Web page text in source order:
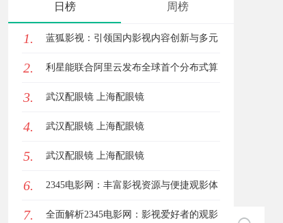
日榜 周榜
1. 蓝狐影视：引领国内影视内容创新与多元
化发展的先锋力量
2. 利星能联合阿里云发布全球首个分布式算
电协同解决方案
3. 武汉配眼镜 上海配眼镜
4. 武汉配眼镜 上海配眼镜
5. 武汉配眼镜 上海配眼镜
6. 2345电影网：丰富影视资源与便捷观影体
验的最佳选择
7. 全面解析2345电影网：影视爱好者的观影